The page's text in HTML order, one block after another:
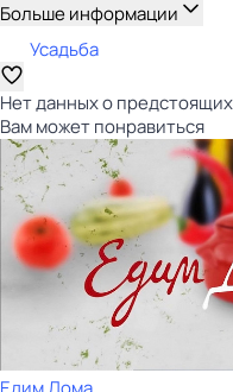
Больше информации
Усадьба
Нет данных о
Вам может понравиться